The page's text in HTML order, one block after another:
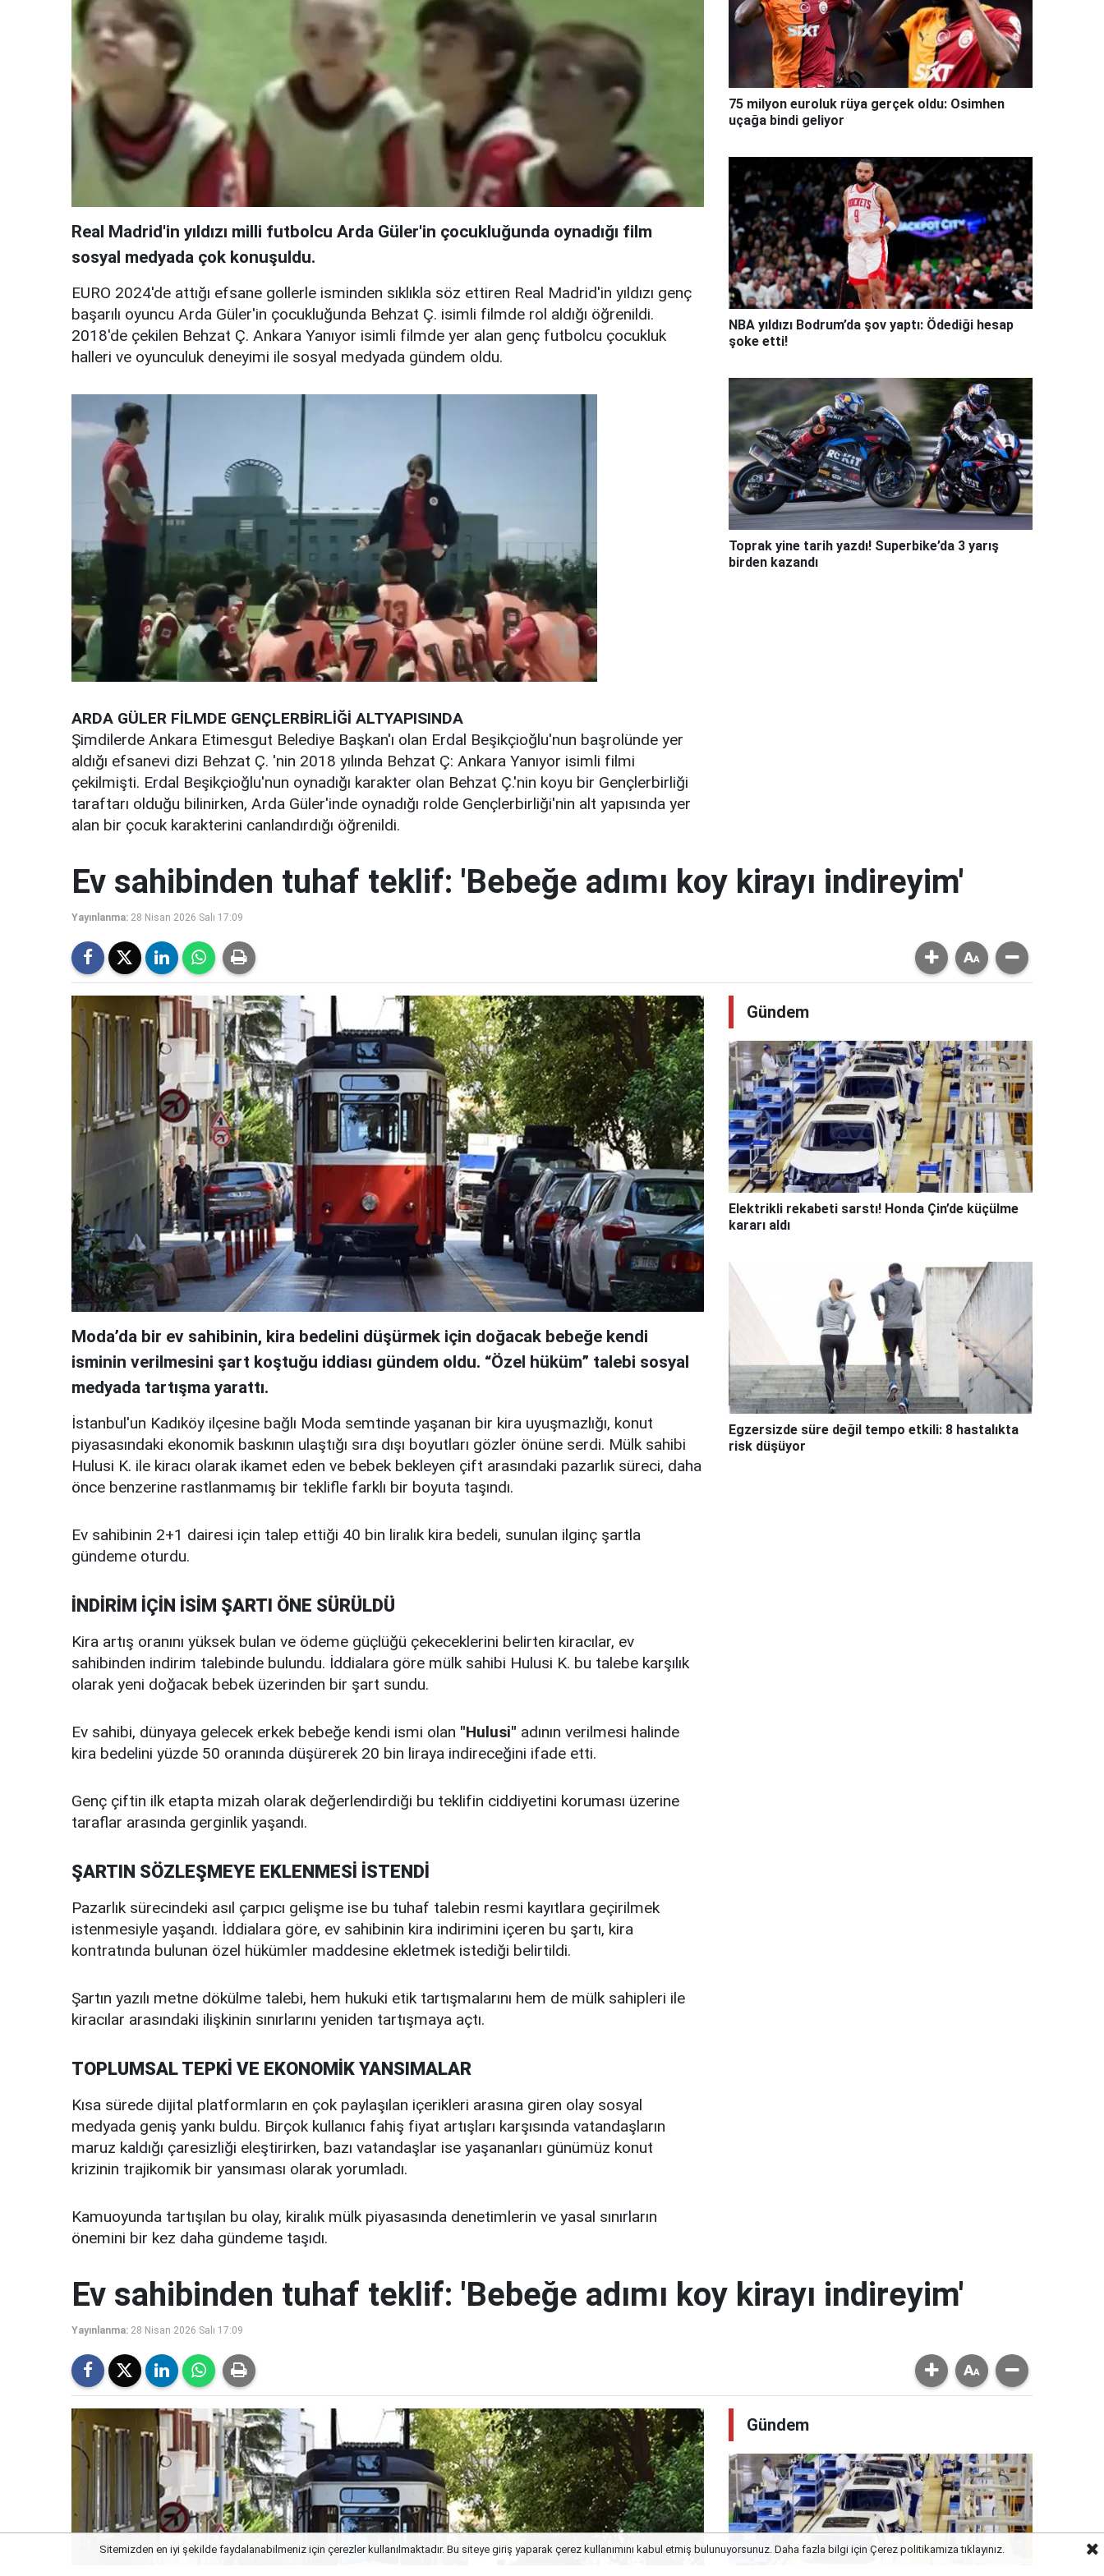
Real Madrid'in yıldızı milli futbolcu Arda Güler'in çocukluğunda oynadığı film
sosyal medyada çok konuşuldu.
EURO 2024'de attığı efsane gollerle isminden sıklıkla söz ettiren Real Madrid'in yıldızı genç
başarılı oyuncu Arda Güler'in çocukluğunda Behzat Ç. isimli filmde rol aldığı öğrenildi.
2018'de çekilen Behzat Ç. Ankara Yanıyor isimli filmde yer alan genç futbolcu çocukluk
halleri ve oyunculuk deneyimi ile sosyal medyada gündem oldu.
ARDA GÜLER FİLMDE GENÇLERBİRLİĞİ ALTYAPISINDA
Şimdilerde Ankara Etimesgut Belediye Başkan'ı olan Erdal Beşikçioğlu'nun başrolünde yer
aldığı efsanevi dizi Behzat Ç. 'nin 2018 yılında Behzat Ç: Ankara Yanıyor isimli filmi
çekilmişti. Erdal Beşikçioğlu'nun oynadığı karakter olan Behzat Ç.'nin koyu bir Gençlerbirliği
taraftarı olduğu bilinirken, Arda Güler'inde oynadığı rolde Gençlerbirliği'nin alt yapısında yer
alan bir çocuk karakterini canlandırdığı öğrenildi.
75 milyon euroluk rüya gerçek oldu: Osimhen
uçağa bindi geliyor
NBA yıldızı Bodrum’da şov yaptı: Ödediği hesap
şoke etti!
Toprak yine tarih yazdı! Superbike’da 3 yarış
birden kazandı
Ev sahibinden tuhaf teklif: 'Bebeğe adımı koy kirayı indireyim'
Yayınlanma: 28 Nisan 2026 Salı 17:09
Moda’da bir ev sahibinin, kira bedelini düşürmek için doğacak bebeğe kendi
isminin verilmesini şart koştuğu iddiası gündem oldu. “Özel hüküm” talebi sosyal
medyada tartışma yarattı.
İstanbul'un Kadıköy ilçesine bağlı Moda semtinde yaşanan bir kira uyuşmazlığı, konut
piyasasındaki ekonomik baskının ulaştığı sıra dışı boyutları gözler önüne serdi. Mülk sahibi
Hulusi K. ile kiracı olarak ikamet eden ve bebek bekleyen çift arasındaki pazarlık süreci, daha
önce benzerine rastlanmamış bir teklifle farklı bir boyuta taşındı.
Ev sahibinin 2+1 dairesi için talep ettiği 40 bin liralık kira bedeli, sunulan ilginç şartla
gündeme oturdu.
İNDİRİM İÇİN İSİM ŞARTI ÖNE SÜRÜLDÜ
Kira artış oranını yüksek bulan ve ödeme güçlüğü çekeceklerini belirten kiracılar, ev
sahibinden indirim talebinde bulundu. İddialara göre mülk sahibi Hulusi K. bu talebe karşılık
olarak yeni doğacak bebek üzerinden bir şart sundu.
Ev sahibi, dünyaya gelecek erkek bebeğe kendi ismi olan "Hulusi" adının verilmesi halinde
kira bedelini yüzde 50 oranında düşürerek 20 bin liraya indireceğini ifade etti.
Genç çiftin ilk etapta mizah olarak değerlendirdiği bu teklifin ciddiyetini koruması üzerine
taraflar arasında gerginlik yaşandı.
ŞARTIN SÖZLEŞMEYE EKLENMESİ İSTENDİ
Pazarlık sürecindeki asıl çarpıcı gelişme ise bu tuhaf talebin resmi kayıtlara geçirilmek
istenmesiyle yaşandı. İddialara göre, ev sahibinin kira indirimini içeren bu şartı, kira
kontratında bulunan özel hükümler maddesine ekletmek istediği belirtildi.
Şartın yazılı metne dökülme talebi, hem hukuki etik tartışmalarını hem de mülk sahipleri ile
kiracılar arasındaki ilişkinin sınırlarını yeniden tartışmaya açtı.
TOPLUMSAL TEPKİ VE EKONOMİK YANSIMALAR
Kısa sürede dijital platformların en çok paylaşılan içerikleri arasına giren olay sosyal
medyada geniş yankı buldu. Birçok kullanıcı fahiş fiyat artışları karşısında vatandaşların
maruz kaldığı çaresizliği eleştirirken, bazı vatandaşlar ise yaşananları günümüz konut
krizinin trajikomik bir yansıması olarak yorumladı.
Kamuoyunda tartışılan bu olay, kiralık mülk piyasasında denetimlerin ve yasal sınırların
önemini bir kez daha gündeme taşıdı.
Gündem
Elektrikli rekabeti sarstı! Honda Çin’de küçülme
kararı aldı
Egzersizde süre değil tempo etkili: 8 hastalıkta
risk düşüyor
Ev sahibinden tuhaf teklif: 'Bebeğe adımı koy kirayı indireyim'
Yayınlanma: 28 Nisan 2026 Salı 17:09
Gündem
Sitemizden en iyi şekilde faydalanabilmeniz için çerezler kullanılmaktadır. Bu siteye giriş yaparak çerez kullanımını kabul etmiş bulunuyorsunuz. Daha fazla bilgi için Çerez politikamızatıklayınız.